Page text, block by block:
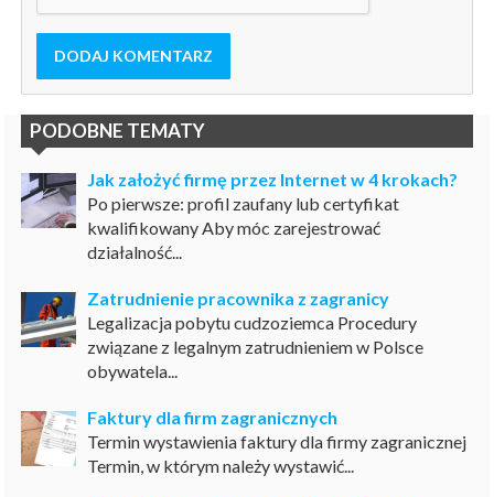
DODAJ KOMENTARZ
PODOBNE TEMATY
Jak założyć firmę przez Internet w 4 krokach?
Po pierwsze: profil zaufany lub certyfikat
kwalifikowany Aby móc zarejestrować
działalność...
Zatrudnienie pracownika z zagranicy
Legalizacja pobytu cudzoziemca Procedury
związane z legalnym zatrudnieniem w Polsce
obywatela...
Faktury dla firm zagranicznych
Termin wystawienia faktury dla firmy zagranicznej
Termin, w którym należy wystawić...